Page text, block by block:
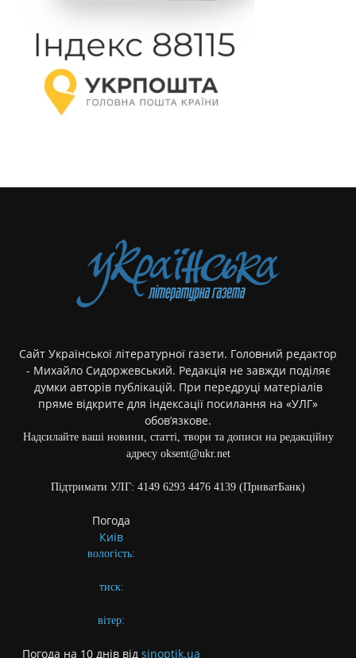
Сайт Української літературної газети. Головний редактор
- Михайло Сидоржевський. Редакція не завжди поділяє
думки авторів публікацій. При передруці матеріалів
пряме відкрите для індексації посилання на «УЛГ»
обов’язкове.
Надсилайте ваші новини, статті, твори та дописи на редакційну
адресу oksent@ukr.net
Підтримати УЛГ: 4149 6293 4476 4139 (ПриватБанк)
Погода
Київ
вологість:
тиск:
вітер:
Погода на 10 днів від sinoptik.ua